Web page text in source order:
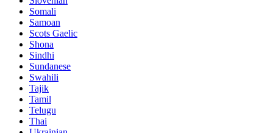
Somali
Samoan
Scots Gaelic
Shona
Sindhi
Sundanese
Swahili
Tajik
Tamil
Telugu
Thai